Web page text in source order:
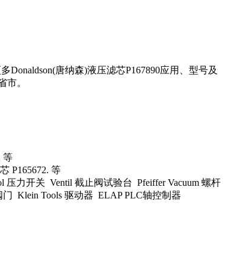
唐纳森)液压滤芯P167890应用、型号及
市。
等
P165672. 等
力开关 Ventil 截止阀试验台 Pfeiffer Vacuum 螺杆
Klein Tools 驱动器 ELAP PLC轴控制器